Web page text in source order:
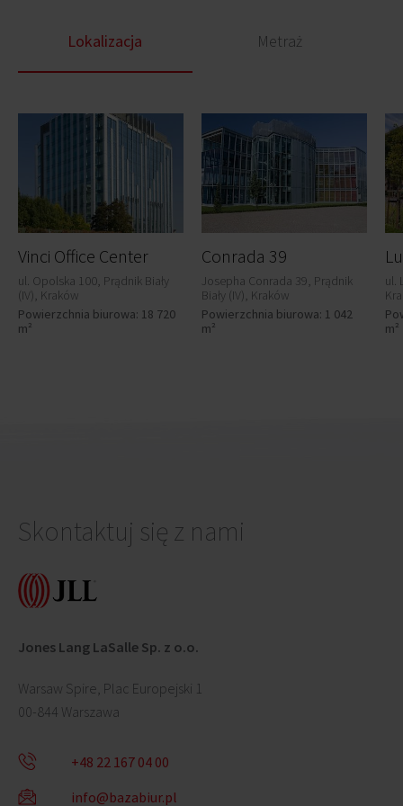
Lokalizacja Metraż
Vinci Office Center
ul. Opolska 100, Prądnik Biały
(IV), Kraków
Powierzchnia biurowa: 18 720
m²
Conrada 39
Josepha Conrada 39, Prądnik
Biały (IV), Kraków
Powierzchnia biurowa: 1 042
m²
ul.
m²
Skontaktuj się z nami
Jones Lang LaSalle Sp. z o.o.
Warsaw Spire, Plac Europejski 1
00-844 Warszawa
+48 22 167 04 00
info@bazabiur.pl